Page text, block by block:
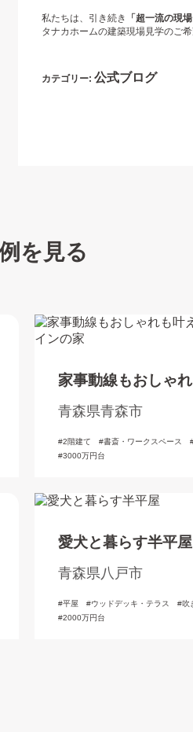
私たちは、引き続き 「超一流の現
タナカホームの建築現場見学のご
カテゴリー: 公式ブログ
を見る
家事動線もおしゃ
た洋風デザインの家
青森県青森市
2階建て 書斎・ワークスペース
3000万円台
愛犬と暮らす半平屋
青森県八戸市
平屋 ウッドデッキ・テラス
吹
2000万円台